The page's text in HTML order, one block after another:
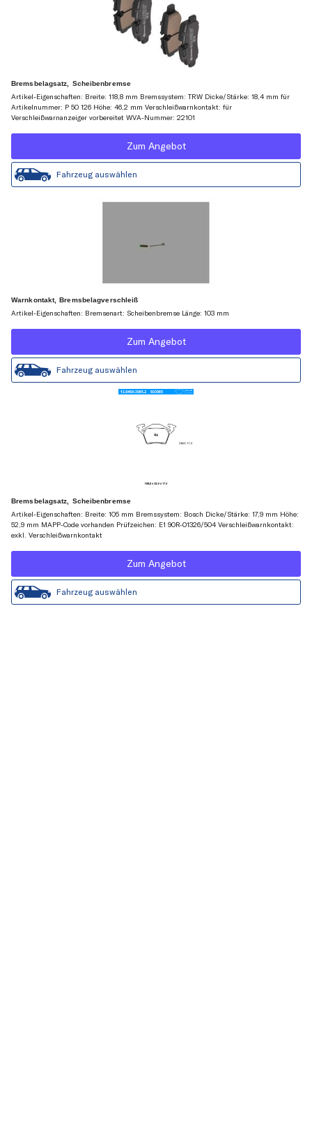
Bremsbelagsatz, Scheibenbremse
Artikel-Eigenschaften: Breite: 118,8 mm Bremssystem: TRW Dicke/Stärke: 18,4 mm für
Artikelnummer: P 50 126 Höhe: 46,2 mm Verschleißwarnkontakt: für
Verschleißwarnanzeiger vorbereitet WVA-Nummer: 22101
Zum Angebot
Fahrzeug auswählen
Warnkontakt, Bremsbelagverschleiß
Artikel-Eigenschaften: Bremsenart: Scheibenbremse Länge: 103 mm
Zum Angebot
Fahrzeug auswählen
Bremsbelagsatz, Scheibenbremse
Artikel-Eigenschaften: Breite: 105 mm Bremssystem: Bosch Dicke/Stärke: 17,9 mm Höhe:
52,9 mm MAPP-Code vorhanden Prüfzeichen: E1 90R-01326/504 Verschleißwarnkontakt:
exkl. Verschleißwarnkontakt
Zum Angebot
Fahrzeug auswählen